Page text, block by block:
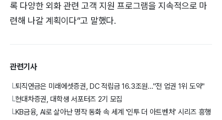
록 다양한 외화 관련 고객 지원 프로그램을 지속적으로 마
련해 나갈 계획이다”고 말했다.
관련기사
└퇴직연금은 미래에셋증권, DC 적립금 16.3조원…"전 업권 1위 도약"
└현대차증권, 대학생 서포터즈 2기 모집
└KB금융, AI로 살아난 명작 동화 속 세계 '인투 더 아트벤처' 시리즈 흥행